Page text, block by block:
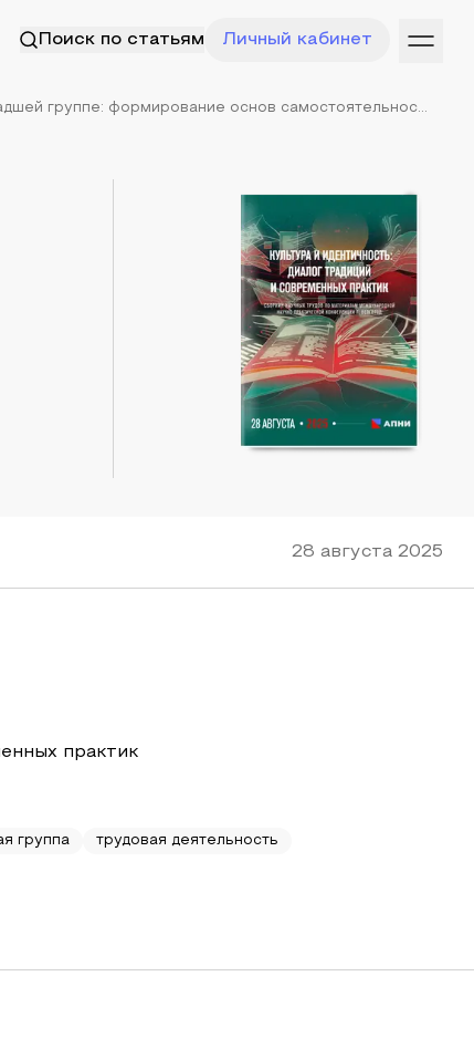
Поиск по статьям Личный кабинет
группе: формирование основ самостоятельнос...
28 августа 2025
практик
группа
трудовая деятельность